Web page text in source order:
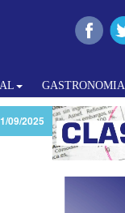
GASTRONOMIA
09/2025